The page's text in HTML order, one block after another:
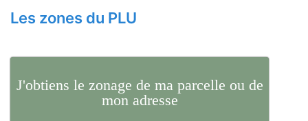
Les zones du PLU
J'obtiens le zonage de ma parcelle ou de
mon adresse